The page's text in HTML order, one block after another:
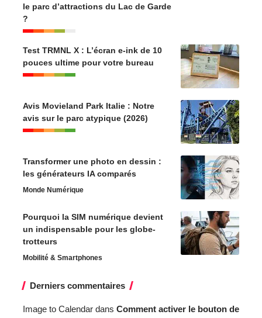
le parc d’attractions du Lac de Garde
?
Test TRMNL X : L’écran e-ink de 10
pouces ultime pour votre bureau
Avis Movieland Park Italie : Notre
avis sur le parc atypique (2026)
Transformer une photo en dessin :
les générateurs IA comparés
Monde Numérique
Pourquoi la SIM numérique devient
un indispensable pour les globe-
trotteurs
Mobilité & Smartphones
Derniers commentaires
Image to Calendar dans Comment activer le bouton de